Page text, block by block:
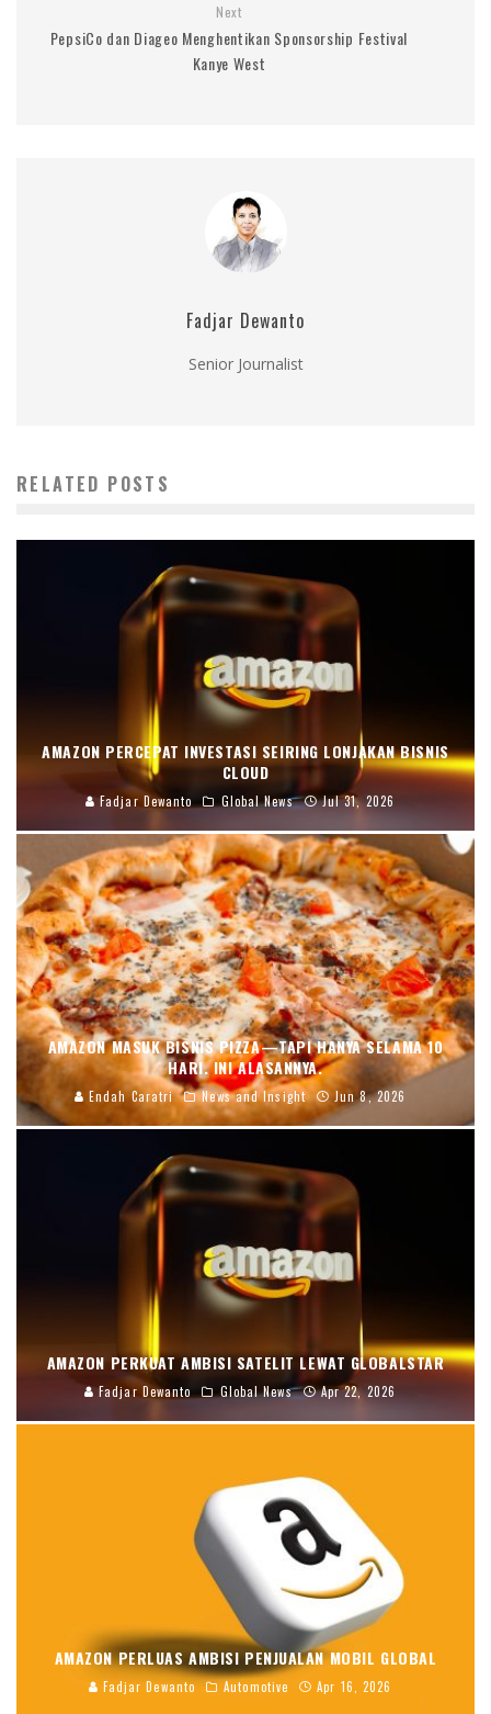
Next
PepsiCo dan Diageo Menghentikan Sponsorship Festival
Kanye West
Fadjar Dewanto
Senior Journalist
RELATED POSTS
AMAZON PERCEPAT INVESTASI SEIRING LONJAKAN BISNIS
CLOUD
Fadjar Dewanto Global News Jul 31, 2026
AMAZON MASUK BISNIS PIZZA—TAPI HANYA SELAMA 10
HARI. INI ALASANNYA.
Endah Caratri News and Insight Jun 8, 2026
AMAZON PERKUAT AMBISI SATELIT LEWAT GLOBALSTAR
Fadjar Dewanto Global News Apr 22, 2026
AMAZON PERLUAS AMBISI PENJUALAN MOBIL GLOBAL
Fadjar Dewanto Automotive Apr 16, 2026